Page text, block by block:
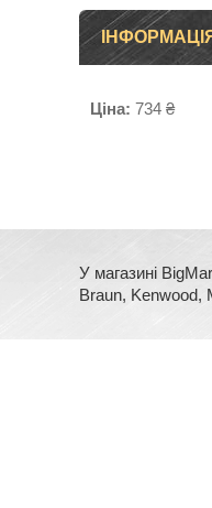
Ціна: 734 ₴
У магазині
Braun, Kenwood,